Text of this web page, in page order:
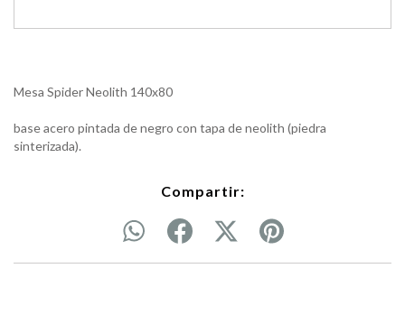
Mesa Spider Neolith 140x80
base acero pintada de negro con tapa de neolith (piedra
sinterizada).
Compartir: